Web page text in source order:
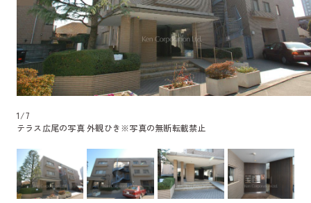
1/7
テラス広尾の写真 外観ひき※写真の無断転載禁止